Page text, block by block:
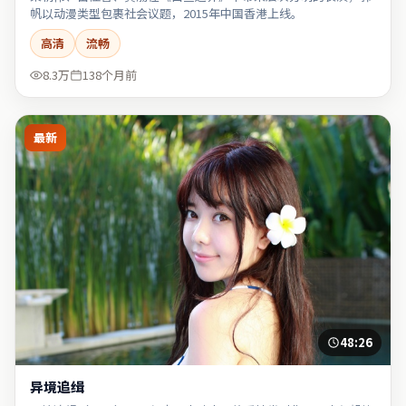
帆以动漫类型包裹社会议题，2015年中国香港上线。
高清
流畅
8.3万
138个月前
最新
48:26
异境追缉